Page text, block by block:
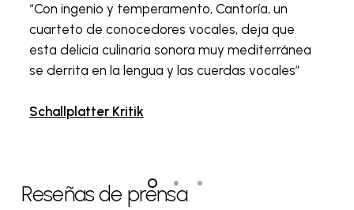
“Con ingenio y temperamento, Cantoría, un
cuarteto de conocedores vocales, deja que
esta delicia culinaria sonora muy mediterránea
se derrita en la lengua y las cuerdas vocales”
Schallplatter Kritik
Reseñas de prensa